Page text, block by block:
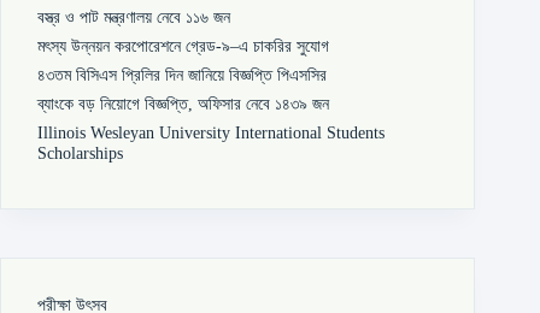
বস্ত্র ও পাট মন্ত্রণালয় নেবে ১১৬ জন
মৎস্য উন্নয়ন করপোরেশনে গ্রেড-৯–এ চাকরির সুযোগ
৪৩তম বিসিএস প্রিলির দিন জানিয়ে বিজ্ঞপ্তি পিএসসির
ব্যাংকে বড় নিয়োগে বিজ্ঞপ্তি, অফিসার নেবে ১৪৩৯ জন
Illinois Wesleyan University International Students
Scholarships
পরীক্ষা উৎসব